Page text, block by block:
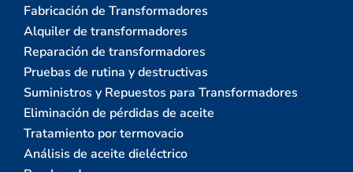
Fabricación de Transformadores
Alquiler de transformadores
Reparación de transformadores
Pruebas de rutina y destructivas
Suministros y Repuestos para Transformadores
Eliminación de pérdidas de aceite
Tratamiento por termovacio
Análisis de aceite dieléctrico